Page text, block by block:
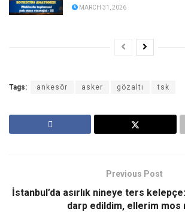
MARCH 31, 2026
Tags: ankesör asker gözaltı tsk
Previous Post
İstanbul’da asırlık nineye ters
darp edildim, ellerim mos